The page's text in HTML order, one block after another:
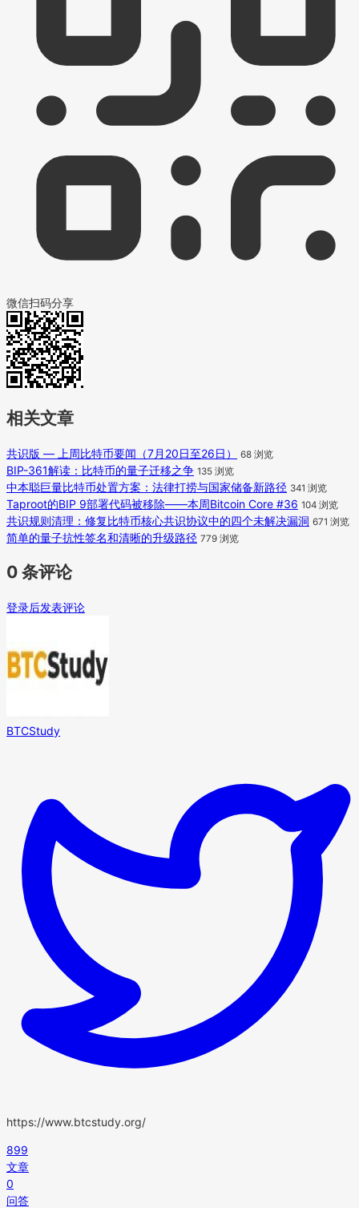
微信扫码分享
相关文章
共识版 — 上周比特币要闻（7月20日至26日） 68 浏览
BIP-361解读：比特币的量子迁移之争 135 浏览
中本聪巨量比特币处置方案：法律打捞与国家储备新路径 341 浏览
Taproot的BIP 9部署代码被移除——本周Bitcoin Core #36 104 浏览
共识规则清理：修复比特币核心共识协议中的四个未解决漏洞 671 浏览
简单的量子抗性签名和清晰的升级路径 779 浏览
0 条评论
登录后发表评论
BTCStudy
https://www.btcstudy.org/
899
文章
0
问答